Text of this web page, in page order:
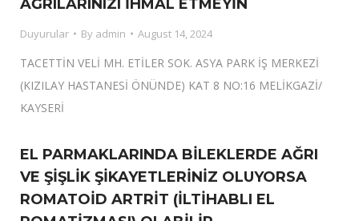
AĞRILARINIZI İHMAL ETMEYİN
Duyurular By admin August 14, 2024
TACETTİN VELİ MH. ETİLER SOK. ASYA PARK İŞ MERKEZİ
(KIZILAY HASTANESİ ÖNÜNDE) KAT 8 NO:16 MELİKGAZİ/
KAYSERİ
EL PARMAKLARINDA BİLEKLERDE AĞRI
VE ŞİŞLİK ŞİKAYETLERİNİZ OLUYORSA
ROMATOİD ARTRİT (İLTİHABLI EL